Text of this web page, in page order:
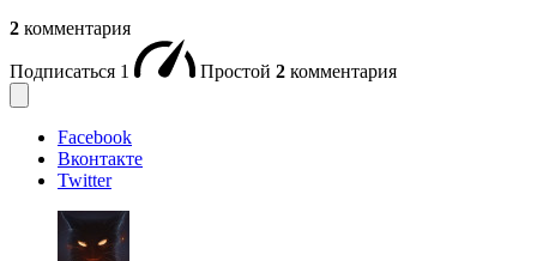
2 комментария
Подписаться 1 Простой 2 комментария
Facebook
Вконтакте
Twitter